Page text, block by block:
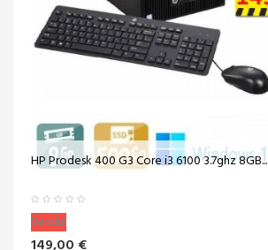
HP Prodesk 400 G3 Core i3 6100 3.7ghz 8GB...
Vendu!
149,00 €